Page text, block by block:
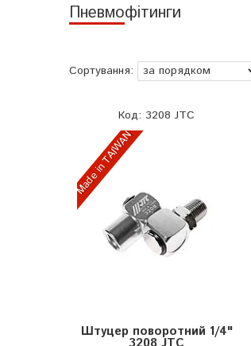
Пневмофітинги
3208 JTC
Made in TAIWAN
Штуцер поворотний 1/4"